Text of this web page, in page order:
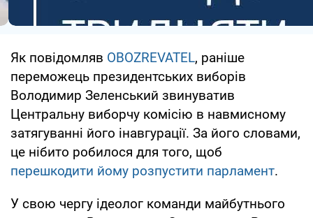
Як повідомляв OBOZREVATEL, раніше
переможець президентських виборів
Володимир Зеленський звинуватив
Центральну виборчу комісію в навмисному
затягуванні його інавгурації. За його словами,
це нібито робилося для того, щоб
перешкодити йому розпустити парламент.
У свою чергу ідеолог команди майбутнього